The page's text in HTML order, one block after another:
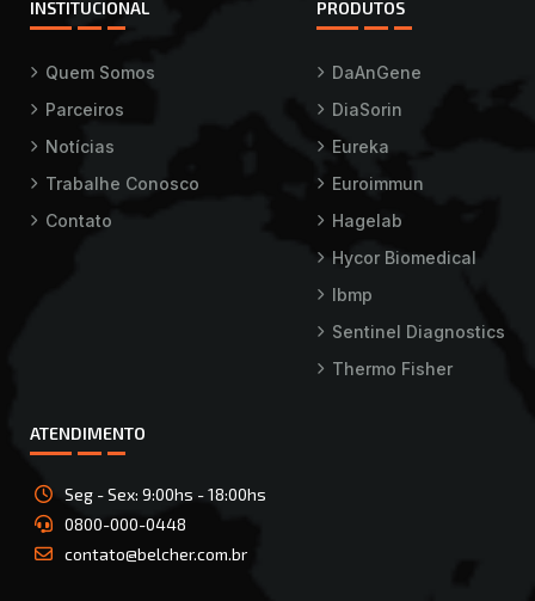
INSTITUCIONAL
Quem Somos
Parceiros
Notícias
Trabalhe Conosco
Contato
PRODUTOS
DaAnGene
DiaSorin
Eureka
Euroimmun
Hagelab
Hycor Biomedical
Ibmp
Sentinel Diagnostics
Thermo Fisher
ATENDIMENTO
Seg - Sex: 9:00hs - 18:00hs
0800-000-0448
contato@belcher.com.br